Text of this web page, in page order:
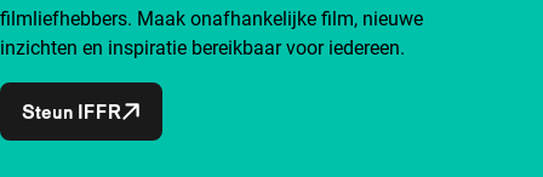
filmliefhebbers. Maak onafhankelijke film, nieuwe
inzichten en inspiratie bereikbaar voor iedereen.
Steun IFFR